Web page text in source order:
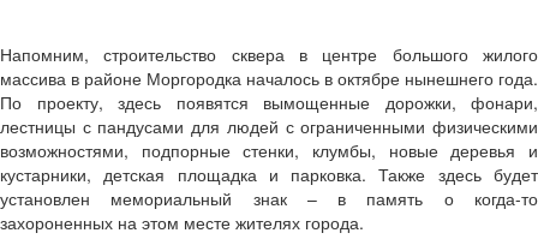
Напомним, строительство сквера в центре большого жилого
массива в районе Моргородка началось в октябре нынешнего года.
По проекту, здесь появятся вымощенные дорожки, фонари,
лестницы с пандусами для людей с ограниченными физическими
возможностями, подпорные стенки, клумбы, новые деревья и
кустарники, детская площадка и парковка. Также здесь будет
установлен мемориальный знак – в память о когда-то
захороненных на этом месте жителях города.